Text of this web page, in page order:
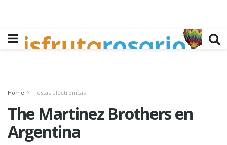
Home Fiestas electronicas
The Martinez Brothers en
Argentina